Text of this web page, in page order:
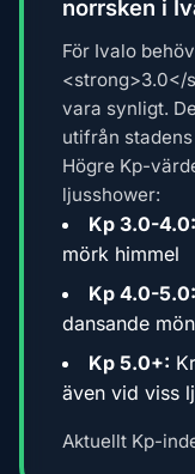
norrsken i
För Ivalo
<strong>3.0</
vara synligt.
utifrån
Högre Kp-
ljusshower:
Kp 3.0-4.0:
mörk himmel
Kp 4.0-5.0:
dansande
Kp 5.0+:
även vid viss
Aktuellt Kp-